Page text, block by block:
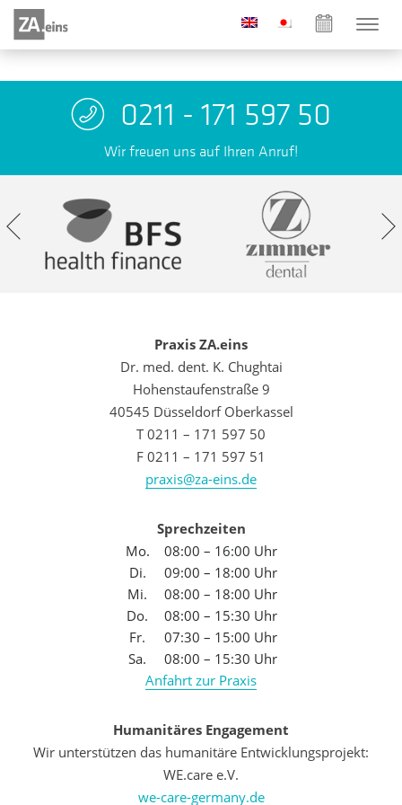
0211 - 171 597 50
Wir freuen uns auf Ihren Anruf!
Praxis ZA.eins
Dr. med. dent. K. Chughtai
Hohenstaufenstraße 9
40545 Düsseldorf Oberkassel
T 0211 – 171 597 50
F 0211 – 171 597 51
praxis@za-eins.de
Sprechzeiten
Mo.
08:00 – 16:00 Uhr
Di.
09:00 – 18:00 Uhr
Mi.
08:00 – 18:00 Uhr
Do.
08:00 – 15:30 Uhr
Fr.
07:30 – 15:00 Uhr
Sa.
08:00 – 15:30 Uhr
Anfahrt zur Praxis
Humanitäres Engagement
Wir unterstützen das humanitäre Entwicklungsprojekt:
WE.care e.V.
we-care-germany.de